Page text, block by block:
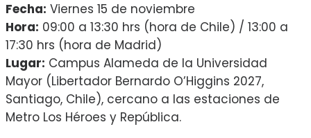
Fecha: Viernes 15 de noviembre
Hora: 09:00 a 13:30 hrs (hora de Chile) / 13:00 a
17:30 hrs (hora de Madrid)
Lugar: Campus Alameda de la Universidad
Mayor (Libertador Bernardo O’Higgins 2027,
Santiago, Chile), cercano a las estaciones de
Metro Los Héroes y República.